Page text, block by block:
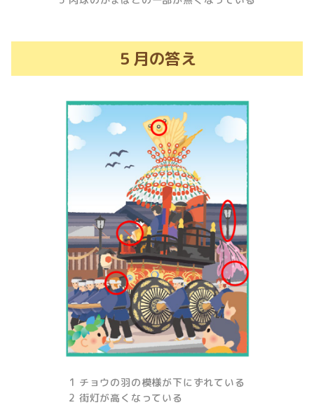
５月の答え
1 チョウの羽の模様が下にずれている
2 街灯が高くなっている